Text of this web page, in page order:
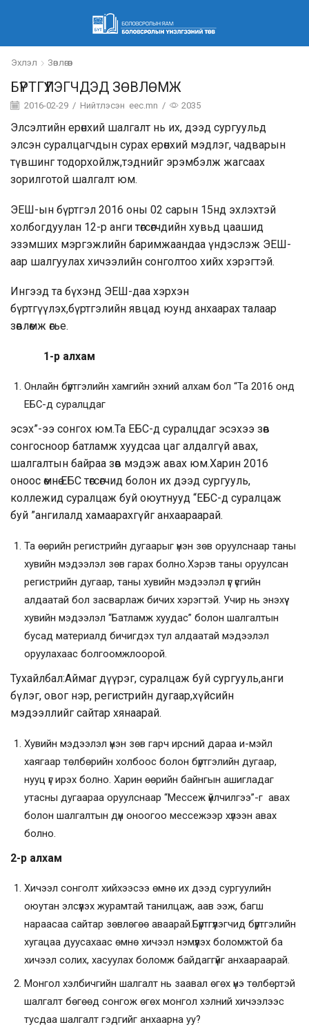
Эхлэл Зөвлөгөөн
БҮРТГҮҮЛЭГЧДЭД ЗӨВЛӨМЖ
2016-02-29 / Нийтлэсэн eec.mn / 2035
Элсэлтийн ерөнхий шалгалт нь их, дээд сургуульд
элсэн суралцагчдын сурах ерөнхий мэдлэг, чадварын
түвшинг тодорхойлж,тэднийг эрэмбэлж жагсаах
зорилготой шалгалт юм.
ЭЕШ-ын бүртгэл 2016 оны 02 сарын 15нд эхлэхтэй
холбогдуулан 12-р анги төгсөгчдийн хувьд цаашид
эзэмших мэргэжлийн баримжаандаа үндэслэж ЭЕШ-
аар шалгуулах хичээлийн сонголтоо хийх хэрэгтэй.
Ингээд та бүхэнд ЭЕШ-даа хэрхэн
бүртгүүлэх,бүртгэлийн явцад юунд анхаарах талаар
зөвлөмж өгье.
1-р алхам
Онлайн бүртгэлийн хамгийн эхний алхам бол “Та 2016 онд
ЕБС-д суралцдаг
эсэх”-ээ сонгох юм.Та ЕБС-д суралцдаг эсэхээ зөв
сонгосноор батламж хуудсаа цаг алдалгүй авах,
шалгалтын байраа зөв мэдэж авах юм.Харин 2016
оноос өмнө ЕБС төгсөгчид болон их дээд сургууль,
коллежид суралцаж буй оюутнууд “ЕБС-д суралцаж
буй ”ангилалд хамаарахгүйг анхаараарай.
Та өөрийн регистрийн дугаарыг үнэн зөв оруулснаар таны
хувийн мэдээлэл зөв гарах болно.Хэрэв таны оруулсан
регистрийн дугаар, таны хувийн мэдээлэл үг үсгийн
алдаатай бол засварлаж бичих хэрэгтэй. Учир нь энэхүү
хувийн мэдээлэл “Батламж хуудас” болон шалгалтын
бусад материалд бичигдэх тул алдаатай мэдээлэл
оруулахаас болгоомжлоорой.
Тухайлбал:Аймаг дүүрэг, суралцаж буй сургууль,анги
бүлэг, овог нэр, регистрийн дугаар,хүйсийн
мэдээллийг сайтар хянаарай.
Хувийн мэдээлэл үнэн зөв гарч ирсний дараа и-мэйл
хаягаар төлбөрийн холбоос болон бүртгэлийн дугаар,
нууц үг ирэх болно. Харин өөрийн байнгын ашигладаг
утасны дугаараа оруулснаар “Мессеж үйлчилгээ”-г авах
болон шалгалтын дүн оноогоо мессежээр хүлээн авах
болно.
2-р алхам
Хичээл сонголт хийхээсээ өмнө их дээд сургуулийн
оюутан элсүүлэх журамтай танилцаж, аав ээж, багш
нараасаа сайтар зөвлөгөө аваарай.Бүртгүүлэгчид бүртгэлийн
хугацаа дуусахаас өмнө хичээл нэмүүлэх боломжтой ба
хичээл солих, хасуулах боломж байдаггүйг анхаараарай.
Монгол хэлбичгийн шалгалт нь заавал өгөх үнэ төлбөртэй
шалгалт бөгөөд сонгож өгөх монгол хэлний хичээлээс
тусдаа шалгалт гэдгийг анхаарна уу?